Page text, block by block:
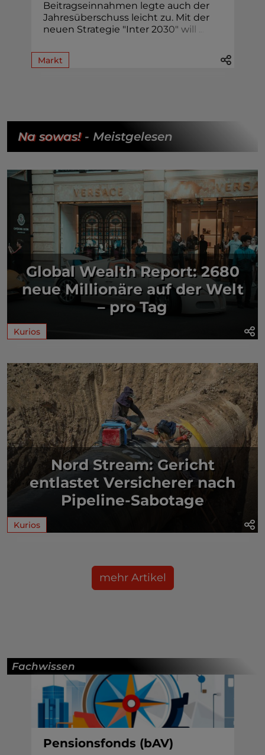
Beitragseinnahmen legte auch der
Jahresüberschuss leicht zu. Mit der
neuen Strategie "Inter 2030" will
Markt
Na sowas!- Meistgelesen
Global Wealth Report: 2680
neue Millionäre auf der Welt
– pro Tag
Kurios
Nord Stream: Gericht
entlastet Versicherer nach
Pipeline-Sabotage
Kurios
mehr Artikel
Fachwissen
Pensionsfonds (bAV)